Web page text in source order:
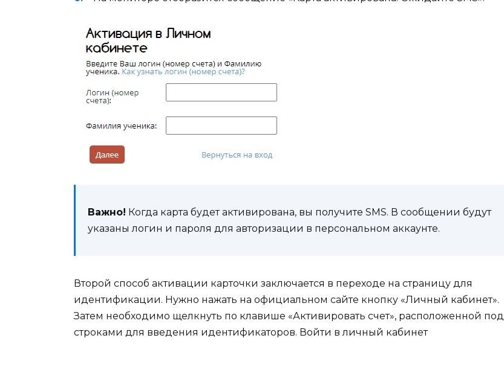
Важно! Когда карта будет активирована, вы получите SMS. В сообщении будут
указаны логин и пароля для авторизации в персональном аккаунте.
Второй способ активации карточки заключается в переходе на страницу для
идентификации. Нужно нажать на официальном сайте кнопку «Личный кабинет».
Затем необходимо щелкнуть по клавише «Активировать счет», расположенной под
строками для введения идентификаторов. Войти в личный кабинет